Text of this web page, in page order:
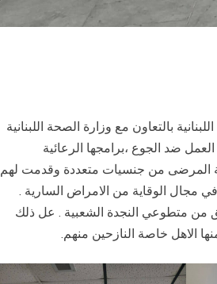
بالتعاون مع وزارة الصحة اللبنانية
ضد الجوع ،برامجها الرعائية
المرضى من جنسيات متعددة وقدمت لهم
مجال الوقاية من الامراض السارية .
من متطوعي النجدة الشعبية . عل ذلك
الاهل خاصة النازحين منهم.